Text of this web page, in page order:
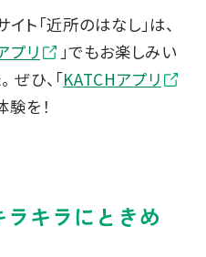
ト「近所のはなし」は、
プリ
」でもお楽しみい
ぜひ、「KATCHアプリ
験を！
ラキラにときめ